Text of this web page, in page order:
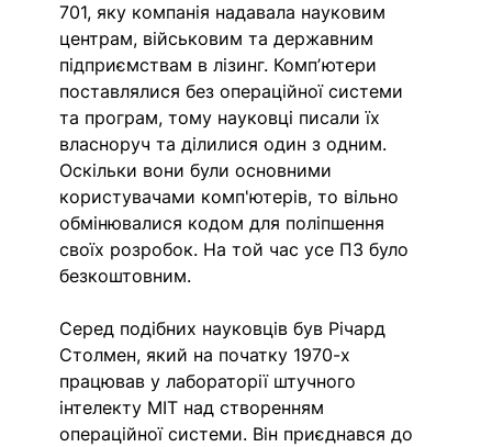
701, яку компанія надавала науковим
центрам, військовим та державним
підприємствам в лізинг. Компʼютери
поставлялися без операційної системи
та програм, тому науковці писали їх
власноруч та ділилися один з одним.
Оскільки вони були основними
користувачами комп'ютерів, то вільно
обмінювалися кодом для поліпшення
своїх розробок. На той час усе ПЗ було
безкоштовним.
Серед подібних науковців був Річард
Столмен, який на початку 1970-х
працював у лабораторії штучного
інтелекту MIT над створенням
операційної системи. Він приєднався до